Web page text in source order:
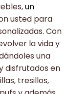
un
usted para
Con
la vida y
una
disfrutados en
tresillos,